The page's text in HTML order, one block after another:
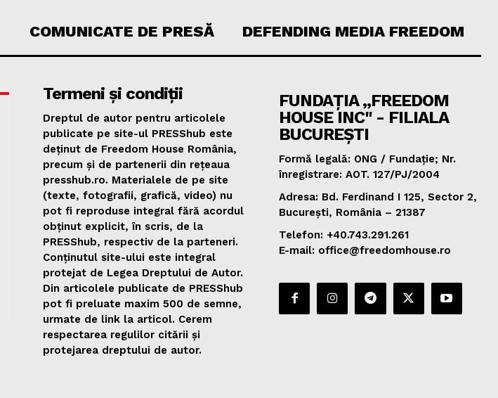
COMUNICATE DE PRESĂ DEFENDING MEDIA FREEDOM
Termeni și condiții
Dreptul de autor pentru articolele
publicate pe site-ul PRESShub este
deținut de Freedom House România,
precum și de partenerii din rețeaua
presshub.ro. Materialele de pe site
(texte, fotografii, grafică, video) nu
pot fi reproduse integral fără acordul
obținut explicit, în scris, de la
PRESShub, respectiv de la parteneri.
Conținutul site-ului este integral
protejat de Legea Dreptului de Autor.
Din articolele publicate de PRESShub
pot fi preluate maxim 500 de semne,
urmate de link la articol. Cerem
respectarea regulilor citării și
protejarea dreptului de autor.
FUNDAȚIA „FREEDOM
HOUSE INC" - FILIALA
BUCUREȘTI
Formă legală: ONG / Fundație; Nr.
înregistrare: AOT. 127/PJ/2004
Adresa: Bd. Ferdinand I 125, Sector 2,
București, România – 21387
Telefon: +40.743.291.261
E-mail: office@freedomhouse.ro